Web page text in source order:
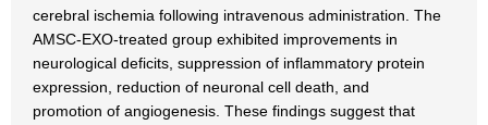
cerebral ischemia following intravenous administration. The
AMSC-EXO-treated group exhibited improvements in
neurological deficits, suppression of inflammatory protein
expression, reduction of neuronal cell death, and
promotion of angiogenesis. These findings suggest that